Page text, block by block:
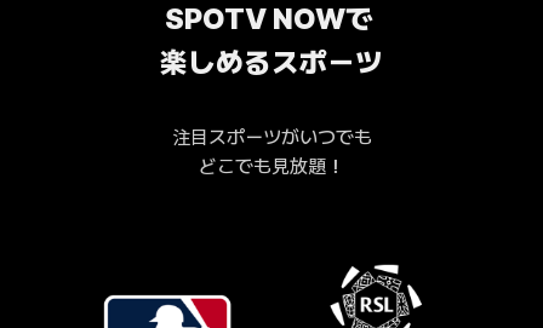
SPOTV NOWで
楽しめるスポーツ
注目スポーツがいつでも
どこでも見放題！